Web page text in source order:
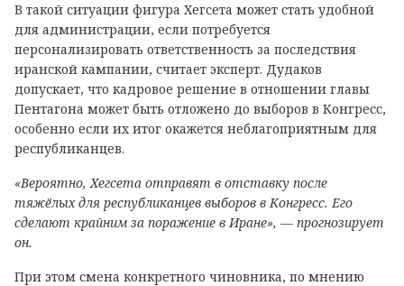
В такой ситуации фигура Хегсета может стать удобной
для администрации, если потребуется
персонализировать ответственность за последствия
иранской кампании, считает эксперт. Дудаков
допускает, что кадровое решение в отношении главы
Пентагона может быть отложено до выборов в Конгресс,
особенно если их итог окажется неблагоприятным для
республиканцев.
«Вероятно, Хегсета отправят в отставку после
тяжёлых для республиканцев выборов в Конгресс. Его
сделают крайним за поражение в Иране», — прогнозирует
он.
При этом смена конкретного чиновника, по мнению